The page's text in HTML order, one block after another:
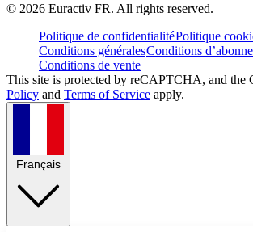
© 2026 Euractiv FR. All rights reserved.
Politique de confidentialitéPolitique
Conditions généralesConditions
Conditions de vente
This site is protected by reCAPTCHA, and the
Policy and Terms of Service apply.
Français